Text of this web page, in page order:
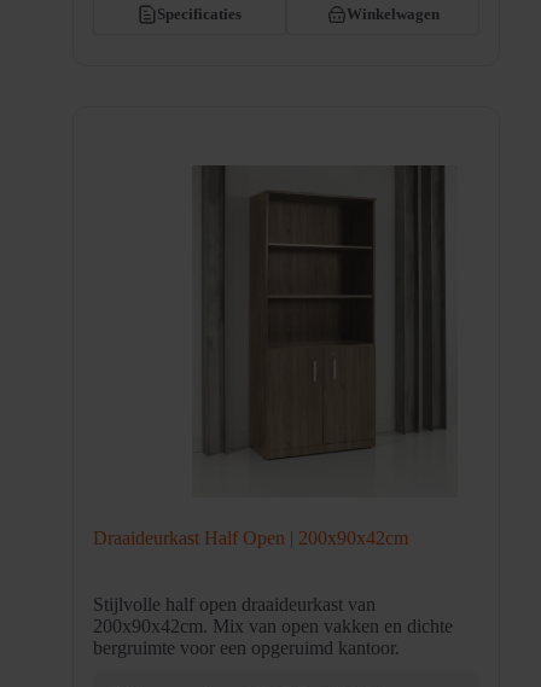
Specificaties Winkelwagen
Draaideurkast Half Open | 200x90x42cm
Stijlvolle half open draaideurkast van
200x90x42cm. Mix van open vakken en dichte
bergruimte voor een opgeruimd kantoor.